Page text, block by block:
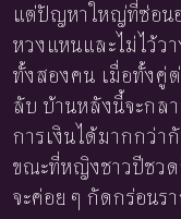
แต่ปัญหาใหญ่ที่ซ่อน
หวงแหนและไม่ไว้ว
ทั้งสองคน เมื่อทั้งคู่
ลับ บ้านหลังนี้จะกล
การเงินได้มากกว่า
ขณะที่หญิงชาวปีชวด
จะค่อย ๆ กัดกร่อนร